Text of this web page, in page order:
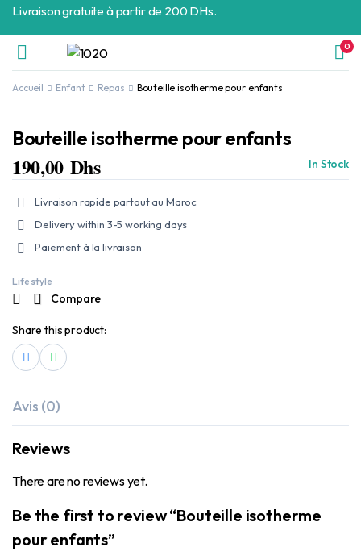
Livraison gratuite à partir de 200 DHs.
0
Accueil Enfant Repas Bouteille isotherme pour enfants
Bouteille isotherme pour enfants
190,00 Dhs In Stock
Livraison rapide partout au Maroc
Delivery within 3-5 working days
Paiement à la livraison
Life style
Compare
Share this product:
Avis (0)
Reviews
There are no reviews yet.
Be the first to review “Bouteille isotherme
pour enfants”